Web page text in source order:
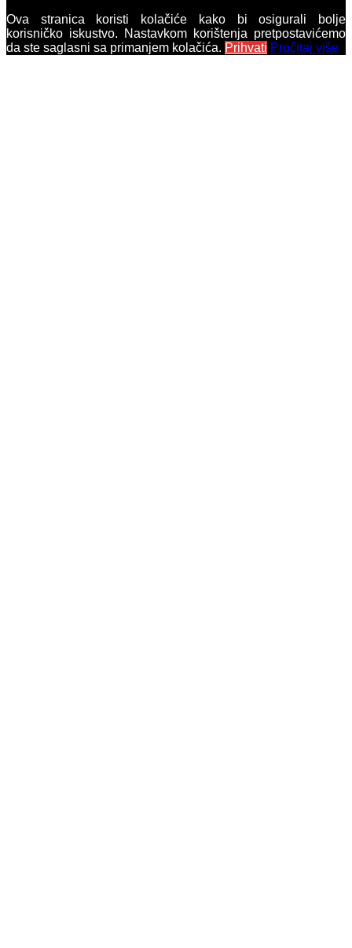
Ova stranica koristi kolačiće kako bi osigurali bolje
korisničko iskustvo. Nastavkom korištenja pretpostavićemo
da ste saglasni sa primanjem kolačića. Prihvati Pročitaj više